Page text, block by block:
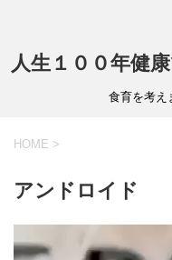
人生１００年健
食育を考え
HOME >
アンドロイド
画